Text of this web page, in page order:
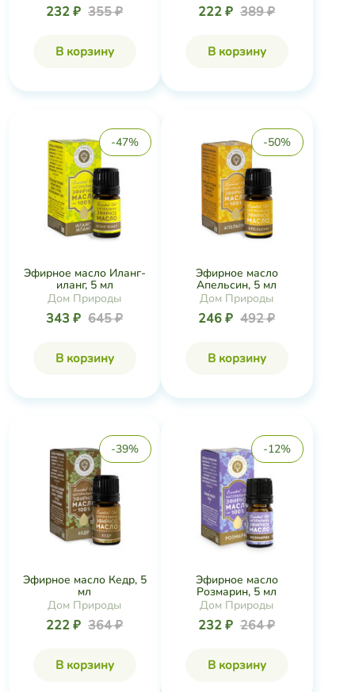
232 ₽ 355 ₽
В корзину
222 ₽ 389 ₽
В корзину
-47%
Эфирное масло Иланг-
иланг, 5 мл
Дом Природы
343 ₽ 645 ₽
В корзину
-50%
Эфирное масло
Апельсин, 5 мл
Дом Природы
246 ₽ 492 ₽
В корзину
-39%
Эфирное масло Кедр, 5
мл
Дом Природы
222 ₽ 364 ₽
В корзину
-12%
Эфирное масло
Розмарин, 5 мл
Дом Природы
232 ₽ 264 ₽
В корзину